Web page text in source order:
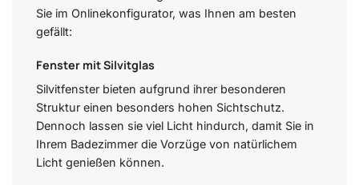
Sie im Onlinekonfigurator, was Ihnen am besten
gefällt:
Fenster mit Silvitglas
Silvitfenster bieten aufgrund ihrer besonderen
Struktur einen besonders hohen Sichtschutz.
Dennoch lassen sie viel Licht hindurch, damit Sie in
Ihrem Badezimmer die Vorzüge von natürlichem
Licht genießen können.